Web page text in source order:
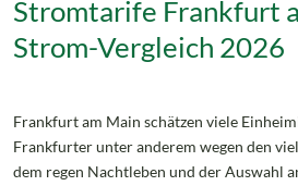
Stromtarife Frankfurt
Strom-Vergleich 2026
Frankfurt am Main schätzen viele
Frankfurter unter anderem wegen den
dem regen Nachtleben und der Auswahl